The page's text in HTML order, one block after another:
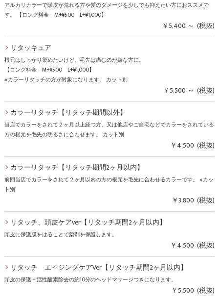
アルカリカラーで頭皮が荒れる方や髪のダメージを少しでも抑えたい方におススメで
す。 【ロング料金 M+¥500 L+¥1,000】
￥5,400 ～ (税抜)
リタッキュア
根元はしっかり染めたいけど、毛先は痛むのが嫌な方に。
【ロング料金 M+¥500 L+¥1,000】
※カラーリタッチの方が対象になります。 カット別
￥5,500 ～ (税抜)
カラーリタッチ【リタッチ期間以外】
当店でカラーをされて２ヶ月以上経つ方、又は他店やご自宅などでカラーをされている
方の根元を毛先の明るさに合わせます。 カット別
￥4,500 (税抜)
カラーリタッチ【リタッチ期間2ヶ月以内】
前回当店でカラーをされて２ヶ月以内の方の根元を毛先に合わせるカラーです。 ※カッ
ト別
￥3,800 (税抜)
リタッチ、頭皮ケアver【リタッチ期間2ヶ月以内】
頭皮に保護膜をはることで薬剤を保護します。
￥4,500 (税抜)
リタッチ エイジングケアVer【リタッチ期間2ヶ月以内】
頭皮の保護＋活性酸素除去の約10分のヘッドマサージつきになります。
￥5,500 (税抜)